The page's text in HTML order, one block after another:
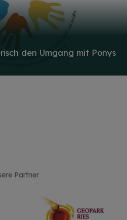
den Umgang mit Ponys
Partner
oder Engel. Hast
der Treuchtlinger
sein, den Gästen ein
zu zaubern und Freude und
Dann melde dich